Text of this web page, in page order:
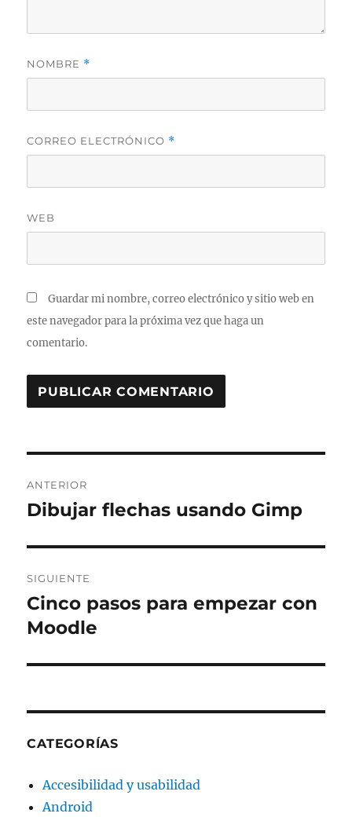
NOMBRE *
CORREO ELECTRÓNICO *
WEB
Guardar mi nombre, correo electrónico y sitio web en
este navegador para la próxima vez que haga un
comentario.
de
ANTERIOR
Entrada
Dibujar flechas usando Gimp
SIGUIENTE
Entrada
siguiente:
Cinco pasos para empezar con
Moodle
CATEGORÍAS
Accesibilidad y usabilidad
Android